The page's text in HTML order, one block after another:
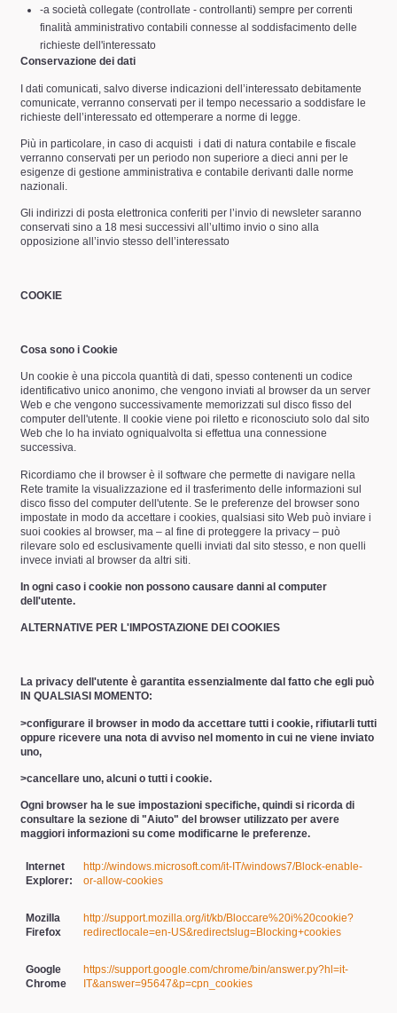
-a società collegate (controllate - controllanti) sempre per correnti
finalità amministrativo contabili connesse al soddisfacimento delle
richieste dell'interessato
Conservazione dei dati
I dati comunicati, salvo diverse indicazioni dell’interessato debitamente
comunicate, verranno conservati per il tempo necessario a soddisfare le
richieste dell’interessato ed ottemperare a norme di legge.
Più in particolare, in caso di acquisti i dati di natura contabile e fiscale
verranno conservati per un periodo non superiore a dieci anni per le
esigenze di gestione amministrativa e contabile derivanti dalle norme
nazionali.
Gli indirizzi di posta elettronica conferiti per l’invio di newsleter saranno
conservati sino a 18 mesi successivi all’ultimo invio o sino alla
opposizione all’invio stesso dell’interessato
COOKIE
Cosa sono i Cookie
Un cookie è una piccola quantità di dati, spesso contenenti un codice
identificativo unico anonimo, che vengono inviati al browser da un server
Web e che vengono successivamente memorizzati sul disco fisso del
computer dell'utente. Il cookie viene poi riletto e riconosciuto solo dal sito
Web che lo ha inviato ogniqualvolta si effettua una connessione
successiva.
Ricordiamo che il browser è il software che permette di navigare nella
Rete tramite la visualizzazione ed il trasferimento delle informazioni sul
disco fisso del computer dell'utente. Se le preferenze del browser sono
impostate in modo da accettare i cookies, qualsiasi sito Web può inviare i
suoi cookies al browser, ma – al fine di proteggere la privacy – può
rilevare solo ed esclusivamente quelli inviati dal sito stesso, e non quelli
invece inviati al browser da altri siti.
In ogni caso i cookie non possono causare danni al computer
dell'utente.
ALTERNATIVE PER L'IMPOSTAZIONE DEI COOKIES
La privacy dell'utente è garantita essenzialmente dal fatto che egli può
IN QUALSIASI MOMENTO:
>configurare il browser in modo da accettare tutti i cookie, rifiutarli tutti
oppure ricevere una nota di avviso nel momento in cui ne viene inviato
uno,
>cancellare uno, alcuni o tutti i cookie.
Ogni browser ha le sue impostazioni specifiche, quindi si ricorda di
consultare la sezione di "Aiuto" del browser utilizzato per avere
maggiori informazioni su come modificarne le preferenze.
Internet
Explorer:
http://windows.microsoft.com/it-IT/windows7/Block-enable-
or-allow-cookies
Mozilla
Firefox
http://support.mozilla.org/it/kb/Bloccare%20i%20cookie?
redirectlocale=en-US&redirectslug=Blocking+cookies
Google
Chrome
https://support.google.com/chrome/bin/answer.py?hl=it-
IT&answer=95647&p=cpn_cookies